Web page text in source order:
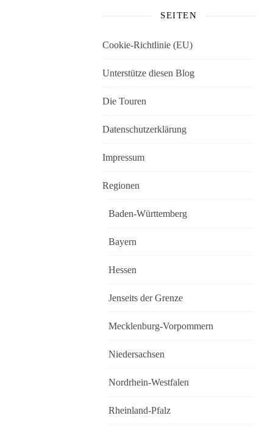
SEITEN
Cookie-Richtlinie (EU)
Unterstütze diesen Blog
Die Touren
Datenschutzerklärung
Impressum
Regionen
Baden-Württemberg
Bayern
Hessen
Jenseits der Grenze
Mecklenburg-Vorpommern
Niedersachsen
Nordrhein-Westfalen
Rheinland-Pfalz